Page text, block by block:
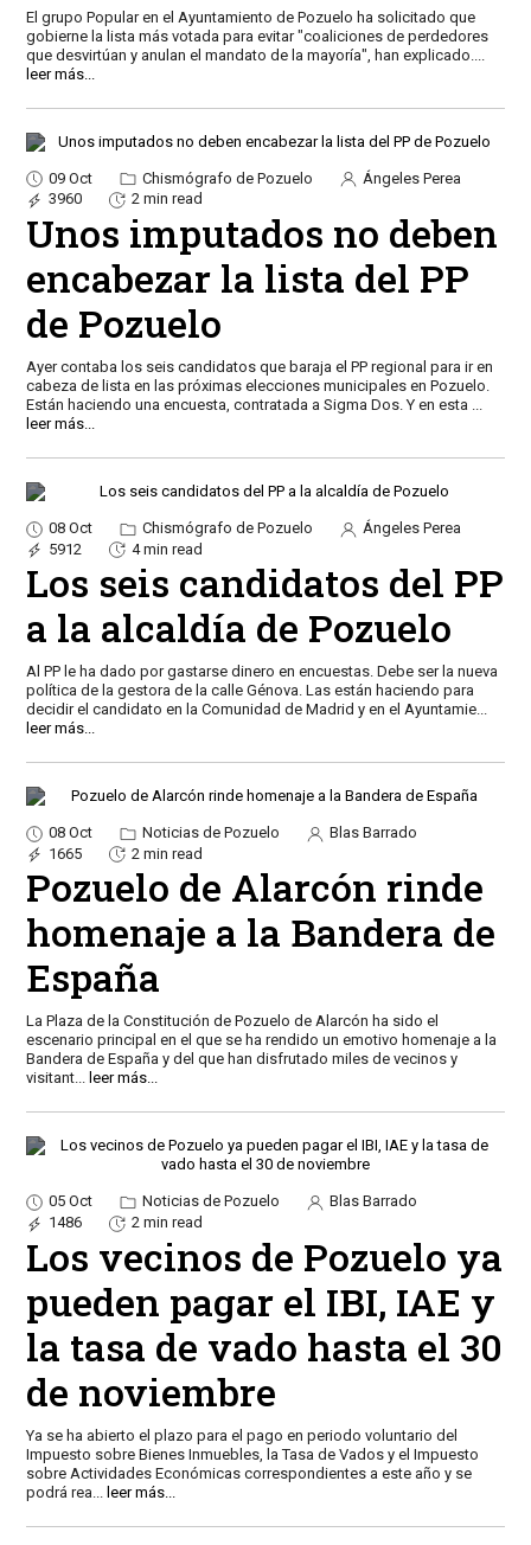
El grupo Popular en el Ayuntamiento de Pozuelo ha solicitado que
gobierne la lista más votada para evitar "coaliciones de perdedores
que desvirtúan y anulan el mandato de la mayoría", han explicado.
leer más...
09 Oct Chismógrafo de Pozuelo
Ángeles Perea
3960
2 min read
Unos imputados no deben
encabezar la lista del PP
de Pozuelo
Ayer contaba los seis candidatos que baraja el PP regional para ir en
cabeza de lista en las próximas elecciones municipales en Pozuelo.
Están haciendo una encuesta, contratada a Sigma Dos. Y en esta ...
leer más...
08 Oct Chismógrafo de Pozuelo
Ángeles Perea
5912
4 min read
Los seis candidatos del PP
a la alcaldía de Pozuelo
Al PP le ha dado por gastarse dinero en encuestas. Debe ser la nueva
política de la gestora de la calle Génova. Las están haciendo para
decidir el candidato en la Comunidad de Madrid y en el Ayuntamie...
leer más...
08 Oct Noticias de Pozuelo
Blas Barrado
1665
2 min read
Pozuelo de Alarcón rinde
homenaje a la Bandera de
España
La Plaza de la Constitución de Pozuelo de Alarcón ha sido el
escenario principal en el que se ha rendido un emotivo homenaje a la
Bandera de España y del que han disfrutado miles de vecinos y
visitant... leer más...
05 Oct Noticias de Pozuelo
Blas Barrado
1486
2 min read
Los vecinos de Pozuelo ya
pueden pagar el IBI, IAE y
la tasa de vado hasta el 30
de noviembre
Ya se ha abierto el plazo para el pago en periodo voluntario del
Impuesto sobre Bienes Inmuebles, la Tasa de Vados y el Impuesto
sobre Actividades Económicas correspondientes a este año y se
podrá rea
leer más...